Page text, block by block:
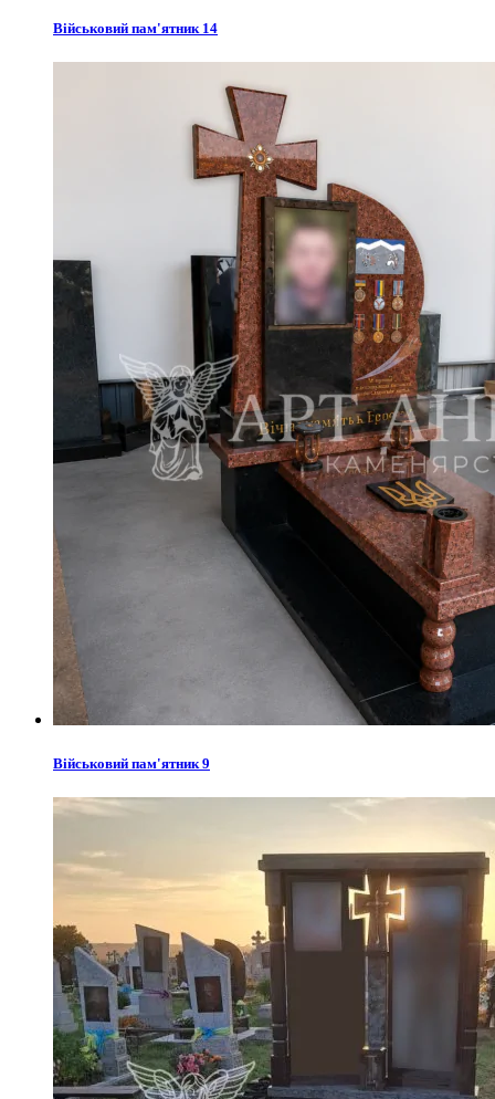
Військовий пам'ятник 14
Військовий пам'ятник 9